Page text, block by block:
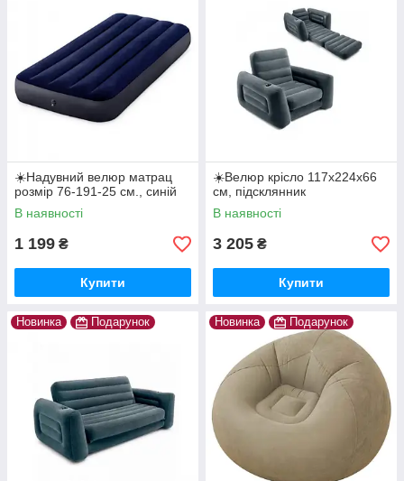
☀️Надувний велюр матрац
розмір 76-191-25 см., синій
В наявності
1 199 ₴
Купити
☀️Велюр крісло 117х224х66
см, підсклянник
В наявності
3 205 ₴
Купити
Новинка Подарунок Новинка Подарунок